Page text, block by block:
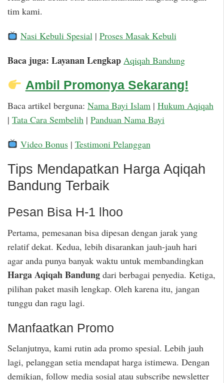
tim kami.
Nasi Kebuli Spesial| Proses Masak Kebuli
Baca juga: Layanan Lengkap Aqiqah Bandung
Ambil Promonya Sekarang!
Baca artikel berguna: Nama Bayi Islam | Hukum Aqiqah
| Tata Cara Sembelih | Panduan Nama Bayi
Video Bonus| Testimoni Pelanggan
Tips Mendapatkan Harga Aqiqah
Bandung Terbaik
Pesan Bisa H-1 lhoo
Pertama, pemesanan bisa dipesan dengan jarak yang
relatif dekat. Kedua, lebih disarankan jauh-jauh hari
agar anda punya banyak waktu untuk membandingkan
Harga Aqiqah Bandung dari berbagai penyedia. Ketiga,
pilihan paket masih lengkap. Oleh karena itu, jangan
tunggu dan ragu lagi.
Manfaatkan Promo
Selanjutnya, kami rutin ada promo spesial. Lebih jauh
lagi, pelanggan setia mendapat harga istimewa. Dengan
demikian, follow media sosial atau subscribe newsletter